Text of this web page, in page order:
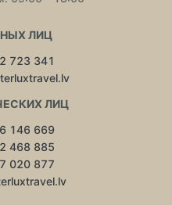
ЛИЦ
723 341
ЛИЦ
146 669
468 885
020 877